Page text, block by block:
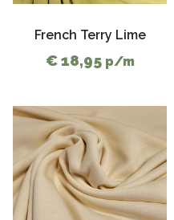
French Terry Lime
€ 18,95 p/m